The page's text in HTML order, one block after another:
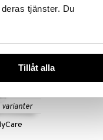
tjänster. Du
Tillåt alla
varianter